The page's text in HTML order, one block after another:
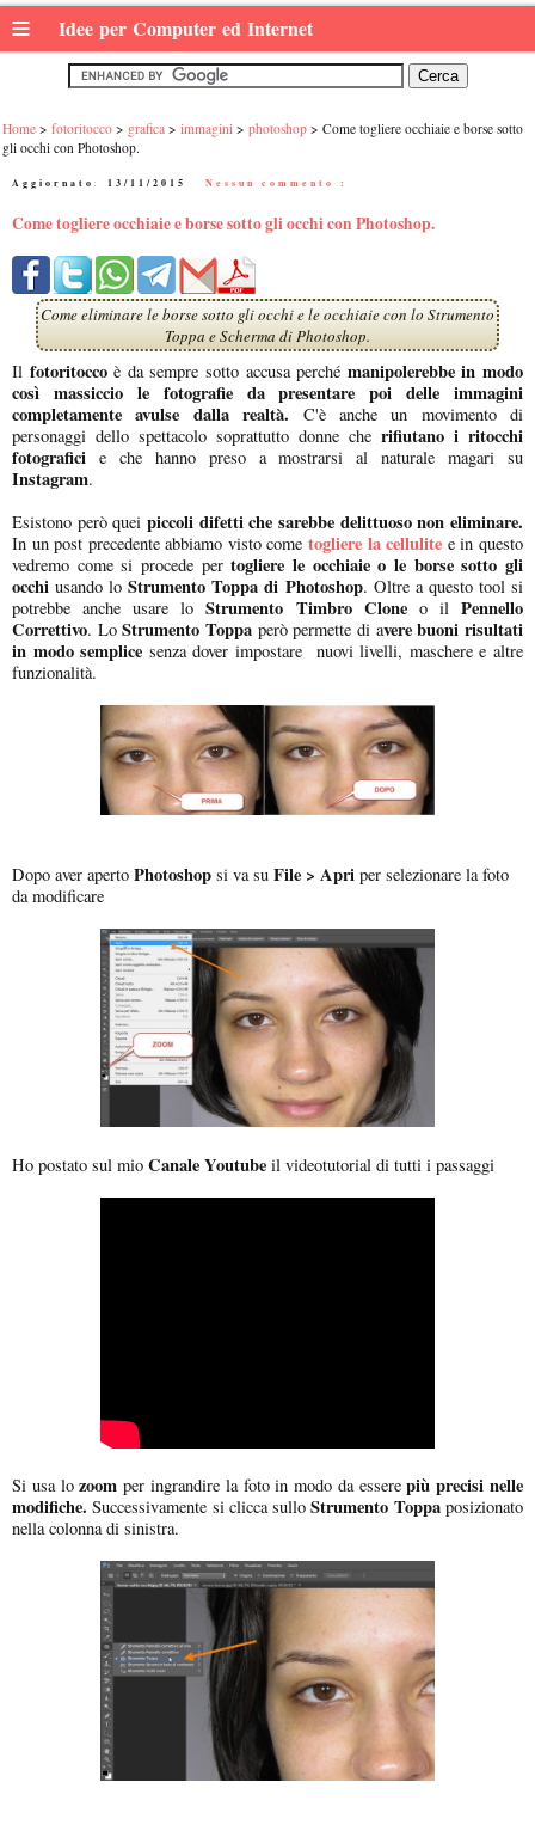
≡ Idee per Computer ed Internet
Home fotoritocco grafica immagini photoshop
Come togliere occhiaie e borse sotto
gli occhi con Photoshop.
Aggiornato: 13/11/2015 Nessun commento :
Come togliere occhiaie e borse sotto gli occhi con Photoshop.
Come eliminare le borse sotto gli occhi e le occhiaie con lo Strumento
Toppa e Scherma di Photoshop.
Il fotoritoccoè da sempre sotto accusa perché manipolerebbe in modo
così massiccio le fotografie da presentare poi delle immagini
completamente avulse dalla realtà. C'è anche un movimento di
personaggi dello spettacolo soprattutto donne che rifiutano i ritocchi
fotografici e che hanno preso a mostrarsi al naturale magari su
Instagram.
Esistono però quei piccoli difetti che sarebbe delittuoso non eliminare.
In un post precedente abbiamo visto cometogliere la cellulite e in questo
vedremo come si procede pertogliere le occhiaie o le borse sotto gli
occhi usando loStrumento Toppa di Photoshop. Oltre a questo tool si
potrebbe anche usare loStrumento Timbro Cloneo ilPennello
Correttivo. LoStrumento Toppa però permette di avere buoni risultati
in modo semplice senza dover impostare nuovi livelli, maschere e altre
funzionalità.
Dopo aver aperto Photoshop si va su File > Apri per selezionare la foto
da modificare
Ho postato sul mio Canale Youtube il videotutorial di tutti i passaggi
Si usa lozoomper ingrandire la foto in modo da esserepiù precisi nelle
modifiche.Successivamente si clicca sulloStrumento Toppaposizionato
nella colonna di sinistra.